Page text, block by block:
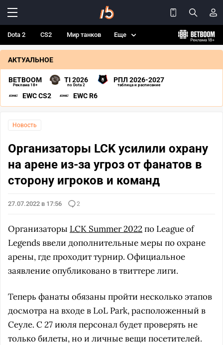
Dota 2 CS2 Мир танков Еще
АКТУАЛЬНОЕ
BETBOOM
Реклама 18+
TI 2026
по Dota 2
РПЛ 2026-2027
таблица и расписание
EWC CS2 EWC R6
Новость
Организаторы LCK усилили охрану
на арене из-за угроз от фанатов в
сторону игроков и команд
27.07.2022 в 17:56 2
Организаторы LCK Summer 2022по League of
Legends ввели дополнительные меры по охране
арены, где проходит турнир. Официальное
заявление опубликовано в твиттере лиги.
Теперь фанаты обязаны пройти несколько этапов
досмотра на входе в LoL Park, расположенный в
Сеуле. С 27 июля персонал будет проверять не
только билеты, но и личные вещи посетителей.